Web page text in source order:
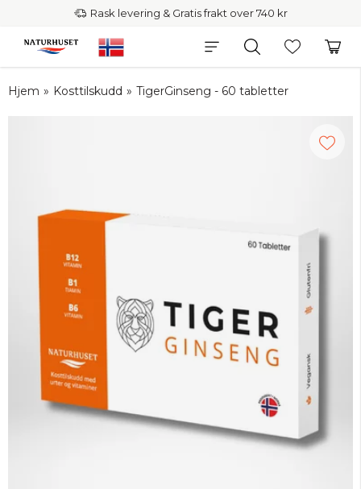
Rask levering & Gratis frakt over 740 kr
Hjem » Kosttilskudd » TigerGinseng - 60 tabletter